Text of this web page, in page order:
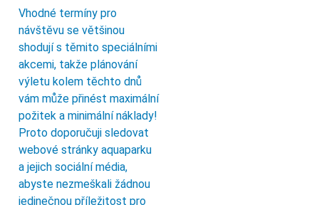
Vhodné termíny pro
návštěvu se většinou
shodují s těmito speciálními
akcemi, takže plánování
výletu kolem těchto dnů
vám může přinést maximální
požitek a minimální náklady!
Proto doporučuji sledovat
webové stránky aquaparku
a jejich sociální média,
abyste nezmeškali žádnou
jedinečnou příležitost pro